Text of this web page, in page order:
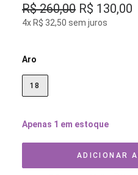
R$260,00 O
preço
R$ 130,00
4x R$ 32,50 sem juros
Aro
18
Apenas 1 em estoque
ADICIONAR